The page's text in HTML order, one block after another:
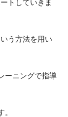
トしていきま
う方法を用い
ーニングで指導